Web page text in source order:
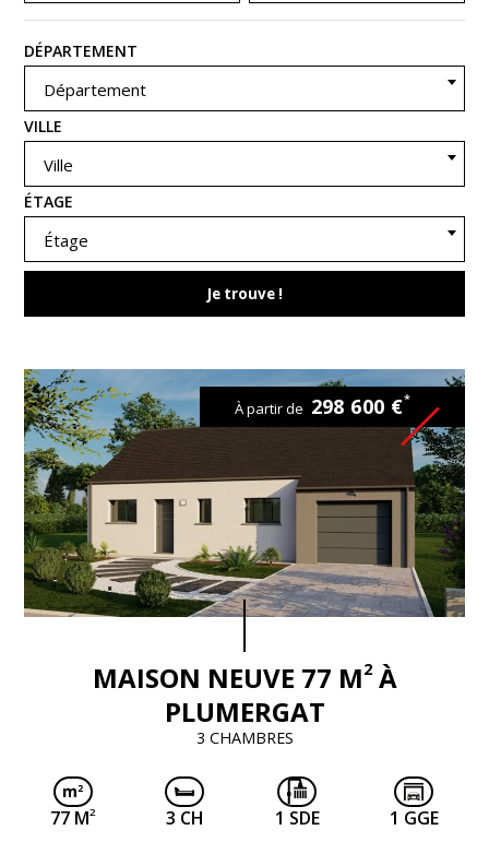
Recherche
DÉPARTEMENT
Département
VILLE
Ville
ÉTAGE
Étage
Je trouve !
MAISON NEUVE 77 M2À
PLUMERGAT
3 CHAMBRES
À partir de 298 600 €*
77 M2 3 CH 1 SDE 1 GGE